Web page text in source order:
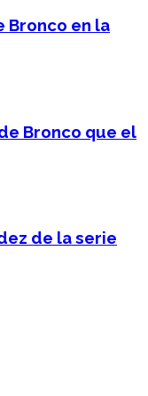
Bronco en la
Bronco que el
de la serie